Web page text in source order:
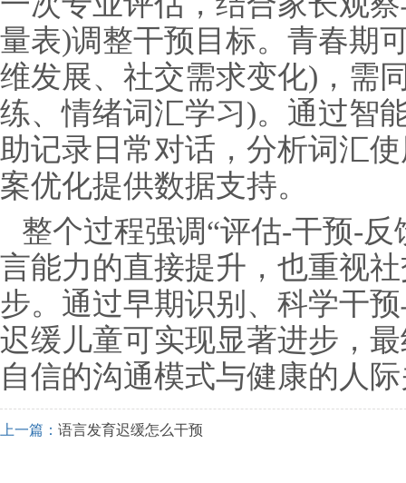
量表)调整干预目标。青春期
维发展、社交需求变化)，需
练、情绪词汇学习)。通过智
助记录日常对话，分析词汇
案优化提供数据支持。
整个过程强调“评估-干预-
言能力的直接提升，也重视
步。通过早期识别、科学干
迟缓儿童可实现显著进步，
自信的沟通模式与健康的人
上一篇： 语言发育迟缓怎么干预